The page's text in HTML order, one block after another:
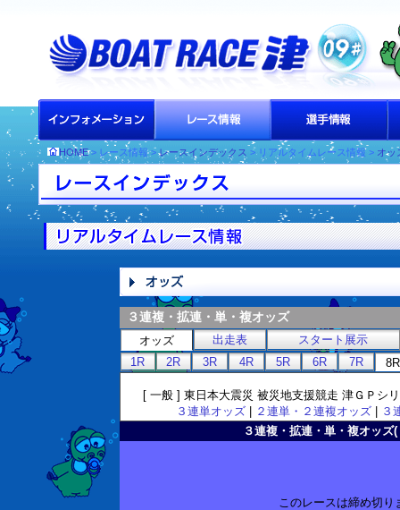
HOME> レース情報 >レースインデックス > リアルタイムレース情報 > オッ
３連複・拡連・単・複オッズ
オッズ 出走表
スタート展示
1R
2R 3R 4R 5R 6R 7R 8R
[ 一般 ] 東日本大震災 被災地支援競走 津ＧＰ
３連単オッズ| ２連単・２連複オッズ|
３
３連複・拡連・単・複オッズ
このレースは締め切り